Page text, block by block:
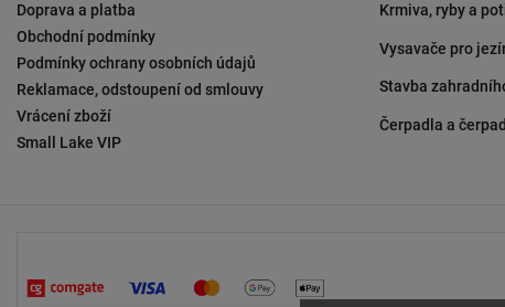
Doprava a platba
Obchodní podmínky
Podmínky ochrany osobních údajů
Reklamace, odstoupení od smlouvy
Vrácení zboží
Small Lake VIP
Krmiva, ryby a
Vysavače pro
Stavba
Čerpadla a